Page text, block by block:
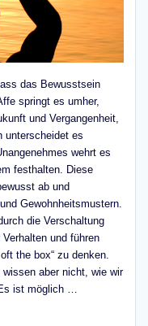
das Bewusstsein
springt es umher,
und Vergangenheit,
unterscheidet es
wehrt es
festhalten. Diese
ab und
Gewohnheitsmustern.
die Verschaltung
und führen
the box“ zu denken.
aber nicht, wie wir
ist möglich …